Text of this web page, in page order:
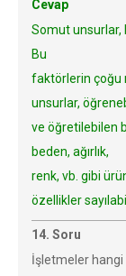
Cevap
Somut unsurlar,
Bu
faktörlerin çoğu
unsurlar,
ve öğretilebilen
beden, ağırlık,
renk, vb. gibi
özellikler
14. Soru
İşletmeler